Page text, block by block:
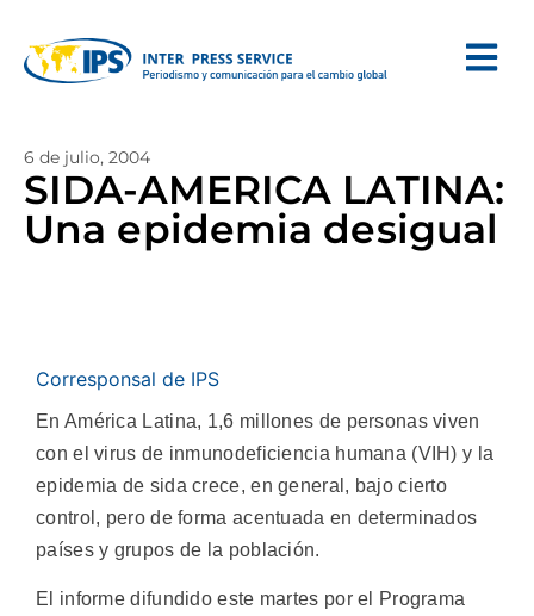
6 de julio, 2004
SIDA-AMERICA LATINA:
Una epidemia desigual
Corresponsal de IPS
En América Latina, 1,6 millones de personas viven
con el virus de inmunodeficiencia humana (VIH) y la
epidemia de sida crece, en general, bajo cierto
control, pero de forma acentuada en determinados
países y grupos de la población.
El informe difundido este martes por el Programa